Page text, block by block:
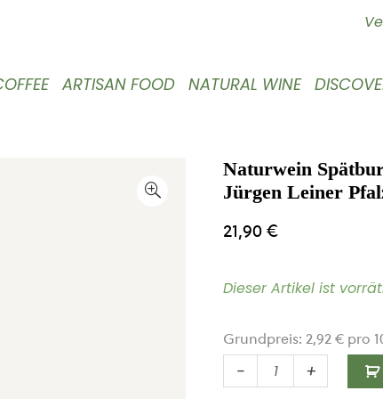
ARTISAN FOOD NATURAL WINE
Naturwein
Jürgen Leiner
21,90€
Dieser Artikel ist
Grundpreis: 2,92€ pro
-
Naturwein
Spätburgunder
+